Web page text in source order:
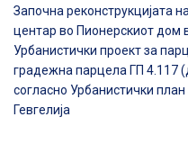
Започна реконструкцијата
центар во Пионерскиот дом
Урбанистички проект за
градежна парцела ГП 4.117
согласно Урбанистички
Гевгелија